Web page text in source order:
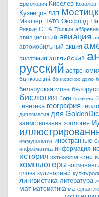
Ермолович Киселев Ковалев
Кузнецов ЛДП
Мюллер НАТО Оксфорд
Ривкин США Тришин
авиационный авиация
автомобильный акция
анатомия английский
русский
банковский банковское дело
беларуская мова
биология боги болезни
генетика география
дипломатия для
заимствования зоология
иммунология иностранные
информатика информация
история ихтиология кино
компьютеры
слова кулинарный
лингвистика литература
мат математика матерная